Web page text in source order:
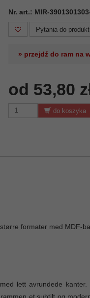
Nr. art.: MIR-
Pytania do
» przejdź do ram na
od 53,80
do koszyka
formater med MDF-
lett avrundede